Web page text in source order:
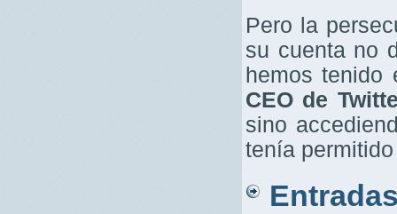
Pero la
su cuenta no
hemos
CEO de
sino
tenía
Entradas